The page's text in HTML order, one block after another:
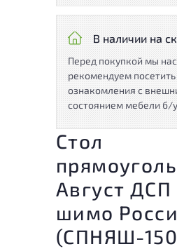
В наличии на
Перед покупкой мы
рекомендуем
ознакомления с
состоянием мебели б/у
Стол
Август ДСП
шимо
(СПНЯШ-